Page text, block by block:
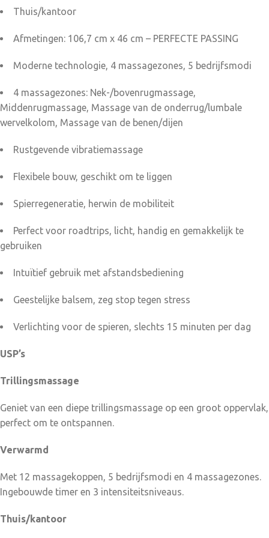
gemakkelijk te gebruiken, perfect voor thuis en op kantoor. Zal
en stress? Absoluut! De massage mat is ontworpen om
waardoor je lichaam en geest kunnen ontspannen.
Thuis/kantoor
Afmetingen: 106,7 cm x 46 cm – PERFECTE PASSING
Moderne technologie, 4 massagezones, 5 bedrijfsmodi
4 massagezones: Nek-/bovenrugmassage,
Middenrugmassage, Massage van de onderrug/lumbale
wervelkolom, Massage van de benen/dijen
Rustgevende vibratiemassage
Flexibele bouw, geschikt om te liggen
Spierregeneratie, herwin de mobiliteit
Perfect voor roadtrips, licht, handig en gemakkelijk te
gebruiken
Intuïtief gebruik met afstandsbediening
Geestelijke balsem, zeg stop tegen stress
Verlichting voor de spieren, slechts 15 minuten per dag
USP’s
Trillingsmassage
Geniet van een diepe trillingsmassage op een groot oppervlak,
perfect om te ontspannen.
Verwarmd
Met 12 massagekoppen, 5 bedrijfsmodi en 4 massagezones.
Ingebouwde timer en 3 intensiteitsniveaus.
Thuis/kantoor